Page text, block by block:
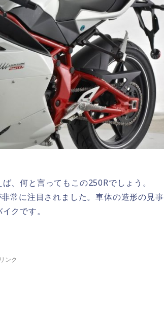
、何と言ってもこの250Rでしょう。
常に注目されました。車体の造形の見事
クです。
ンク